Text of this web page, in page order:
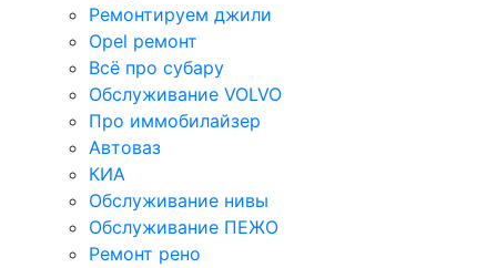
Ремонтируем джили
Opel ремонт
Всё про субару
Обслуживание VOLVO
Про иммобилайзер
Автоваз
КИА
Обслуживание нивы
Обслуживание ПЕЖО
Ремонт рено